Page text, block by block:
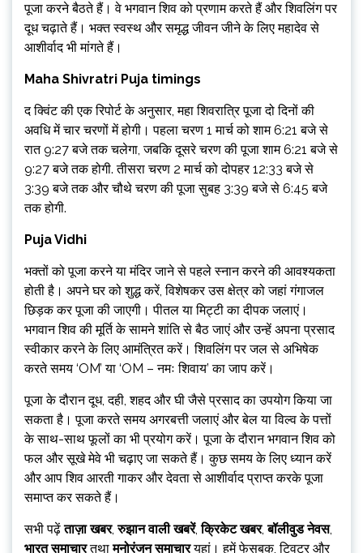
पूजा करने बैठते हैं। वे भगवान शिव को प्रणाम करते हैं और शिवलिंग पर
दूध चढ़ाते हैं। भक्त स्वस्थ और समृद्ध जीवन जीने के लिए महादेव से
आशीर्वाद भी मांगते हैं।
Maha Shivratri Puja timings
द क्विंट की एक रिपोर्ट के अनुसार, महा शिवरात्रि पूजा दो दिनों की
अवधि में चार चरणों में होगी। पहला चरण 1 मार्च को शाम 6:21 बजे से
रात 9:27 बजे तक चलेगा, जबकि दूसरे चरण की पूजा शाम 6:21 बजे से
9:27 बजे तक होगी. तीसरा चरण 2 मार्च को दोपहर 12:33 बजे से
3:39 बजे तक और चौथे चरण की पूजा सुबह 3:39 बजे से 6:45 बजे
तक होगी.
Puja Vidhi
भक्तों को पूजा करने या मंदिर जाने से पहले स्नान करने की आवश्यकता
होती है। अपने घर को शुद्ध करें, विशेषकर उस क्षेत्र को जहां गंगाजल
छिड़क कर पूजा की जाएगी। पीतल या मिट्टी का दीपक जलाएं।
भगवान शिव की मूर्ति के सामने शांति से बैठ जाएं और उन्हें अपना प्रसाद
स्वीकार करने के लिए आमंत्रित करें। शिवलिंग पर जल से अभिषेक
करते समय ‘OM’ या ‘OM – नमः शिवाय’ का जाप करें।
पूजा के दौरान दूध, दही, शहद और घी जैसे प्रसाद का उपयोग किया जा
सकता है। पूजा करते समय अगरबत्ती जलाएं और बेल या विल्व के पत्तों
के साथ-साथ फूलों का भी प्रयोग करें। पूजा के दौरान भगवान शिव को
फल और सूखे मेवे भी चढ़ाए जा सकते हैं। कुछ समय के लिए ध्यान करें
और आप शिव आरती गाकर और देवता से आशीर्वाद प्राप्त करके पूजा
समाप्त कर सकते हैं।
सभी पढ़ेंताज़ा खबर,रुझान वाली खबरें,क्रिकेट खबर,बॉलीवुड नेवस,
भारत समाचारतथामनोरंजन समाचारयहां। हमें फेसबुक, ट्विटर और